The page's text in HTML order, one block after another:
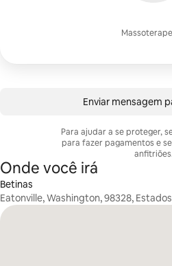
Enviar mensagem
Para ajudar a se proteger,
para fazer pagamentos e
anfitriões.
Onde você irá
Betinas
Eatonville, Washington, 98328,